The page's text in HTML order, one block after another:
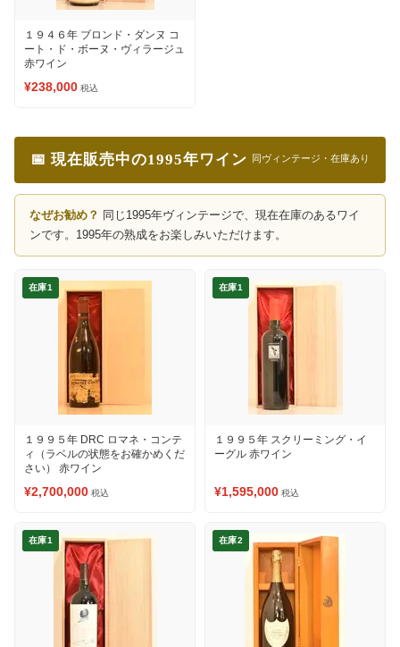
１９４６年 ブロンド・ダンヌ コ
ート・ド・ボーヌ・ヴィラージュ
赤ワイン
¥238,000 税込
📅 現在販売中の1995年ワイン 同ヴィンテージ・在庫あり
なぜお勧め？ 同じ1995年ヴィンテージで、現在在庫のあるワイ
ンです。1995年の熟成をお楽しみいただけます。
在庫1
１９９５年 DRC ロマネ・コンテ
ィ（ラベルの状態をお確かめくだ
さい） 赤ワイン
¥2,700,000 税込
在庫1
１９９５年 スクリーミング・イ
ーグル 赤ワイン
¥1,595,000 税込
在庫1 在庫2